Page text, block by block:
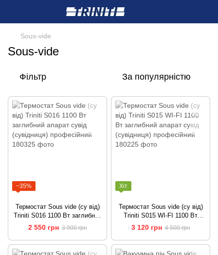
Sous-vide
Sous-vide
Фільтр За популярністю
−35%
Термостат Sous vide (су від)
Triniti S016 1100 Вт заглибний
апарат сувід (сувідниця)
професійний
2 550 грн 3 900 грн
Хіт
Термостат Sous vide (су від)
Triniti S015 WI-FI 1100 Вт
заглибний апарат сувід
(сувідниця) професійний
3 120 грн 4 500 грн